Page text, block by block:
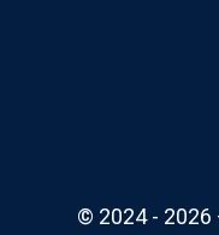
© 2024 - 2026